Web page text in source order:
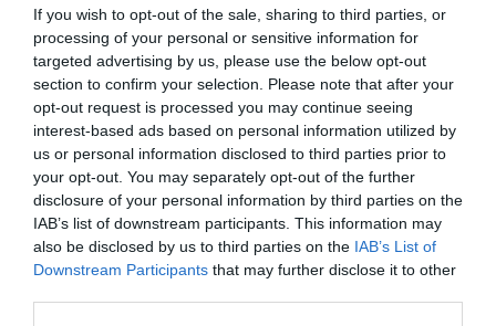
If you wish to opt-out of the sale, sharing to third parties, or
processing of your personal or sensitive information for
targeted advertising by us, please use the below opt-out
section to confirm your selection. Please note that after your
opt-out request is processed you may continue seeing
interest-based ads based on personal information utilized by
us or personal information disclosed to third parties prior to
your opt-out. You may separately opt-out of the further
disclosure of your personal information by third parties on the
IAB’s list of downstream participants. This information may
also be disclosed by us to third parties on the IAB’s List of
Downstream Participants that may further disclose it to other
συγχρηματοδοτείται από την Ελλάδα και την
Ευρωπαϊκή Ένωση (Ευρωπαϊκό Ταμείο Περιφερειακής
Ανάπτυξης).
Οργανωτικό Πλαίσιο 6ης Μπιενάλε
Θεσσαλονίκης Σύγχρονης Τέχνης:
Οργανωτικός φορέας:
Κρατικό Μουσείο Σύγχρονης
Τέχνης
Διοικητικό Συμβούλιο
Πρόεδρος:Ανδρέας Τάκης
Αντιπρόεδρος:Σοφία Καϊτατζή – Γουίτλοκ